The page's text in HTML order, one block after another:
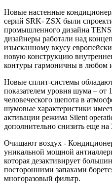
Новые настенные
серий SRK- ZSX были
промышленного дизайна
дизайнеры работали над
изысканному вкусу
новую конструкцию
контуры гармоничны в любом
Новые сплит-системы
показателем уровня шума – от
человеческого шепота в
шумовые характеристики
активации режима Silent
дополнительно снизить еще
Очищают воздух -
уникальной мощной
которая дезактивирует
посторонними запахами
многоразовый фильтр.